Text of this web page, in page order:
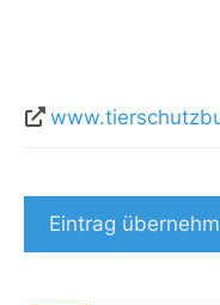
Eintrag